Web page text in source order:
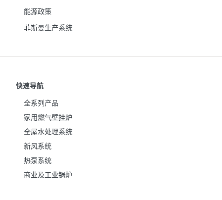
能源政策
菲斯曼生产系统
快速导航
全系列产品
家用燃气壁挂炉
全屋水处理系统
新风系统
热泵系统
商业及工业锅炉